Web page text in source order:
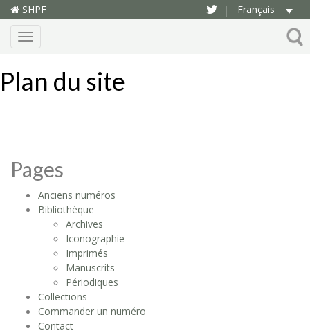
SHPF | Français
Menu
Plan du site
Pages
Anciens numéros
Bibliothèque
Archives
Iconographie
Imprimés
Manuscrits
Périodiques
Collections
Commander un numéro
Contact